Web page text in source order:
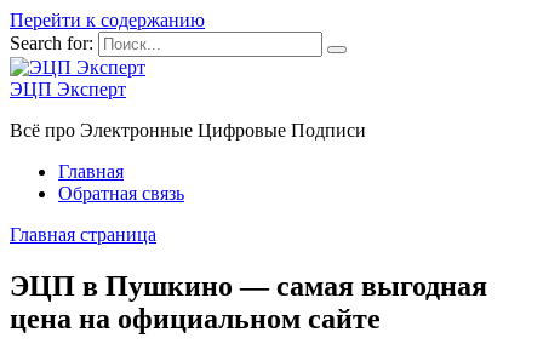
Перейти к содержанию
Search for:
ЭЦП Эксперт
Всё про Электронные Цифровые Подписи
Главная
Обратная связь
Главная страница
ЭЦП в Пушкино — самая выгодная
цена на официальном сайте